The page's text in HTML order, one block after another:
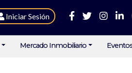
Iniciar Sesión
Mercado Inmobiliario